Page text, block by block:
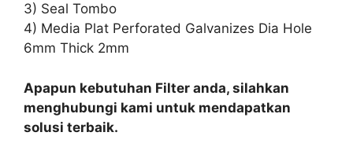
3) Seal Tombo
4) Media Plat Perforated Galvanizes Dia Hole
6mm Thick 2mm
Apapun kebutuhan Filter anda, silahkan
menghubungi kami untuk mendapatkan
solusi terbaik.